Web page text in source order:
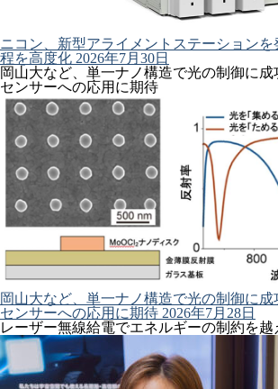
ニコン、新型アライメントステーション
程を高度化 2026年7月30日
岡山大など、単一ナノ構造で光の制御に
センサーへの応用に期待
岡山大など、単一ナノ構造で光の制御に
センサーへの応用に期待 2026年7月28日
レーザー無線給電でエネルギーの制約を越